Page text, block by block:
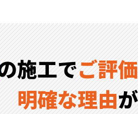
施工でご評
明確な理由